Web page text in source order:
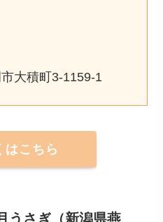
大積町3-1159-1
はこちら
うさぎ（新潟県燕